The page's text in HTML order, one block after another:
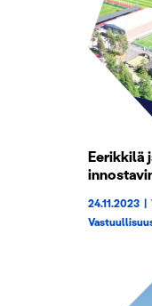
Eerikkilä
24.11.2023 |